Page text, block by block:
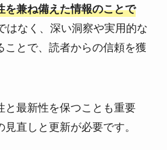
を兼ね備えた情報のことで
はなく、深い洞察や実用的な
ことで、読者からの信頼を獲
と最新性を保つことも重要
直しと更新が必要です。